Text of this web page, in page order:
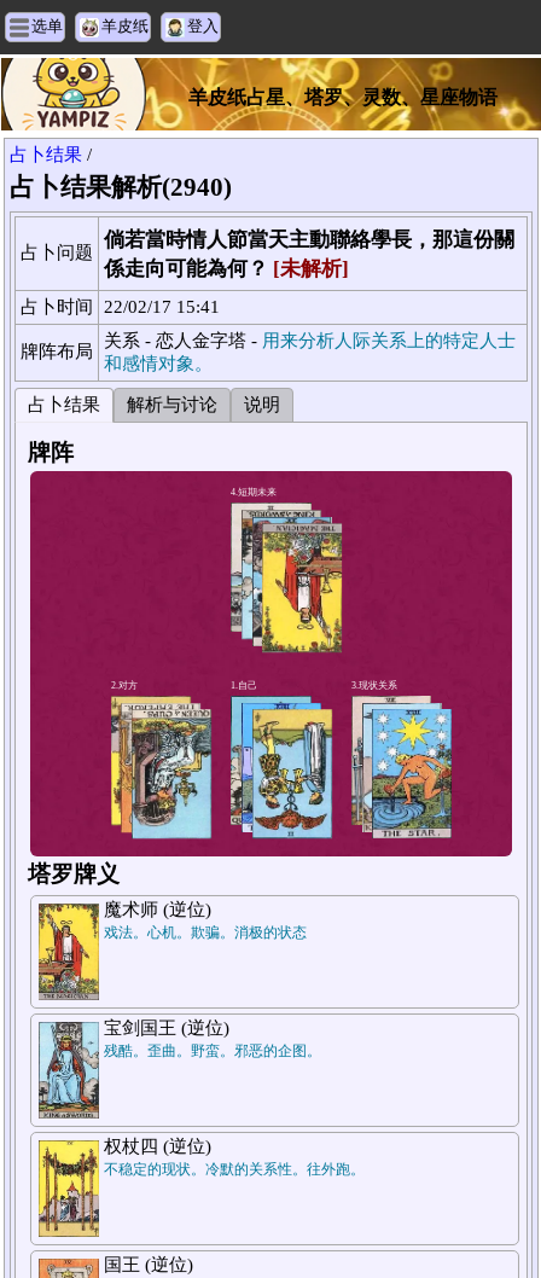
选单 羊皮纸 登入
羊皮纸占星、塔罗、灵数、星座物语
占卜结果 /
占卜结果解析(2940)
占卜问题
倘若當時情人節當天主動聯絡學長，那這份關
係走向可能為何？ [未解析]
占卜时间 22/02/17 15:41
牌阵布局
关系 - 恋人金字塔 - 用来分析人际关系上的特定人士
和感情对象。
占卜结果 解析与讨论 说明
牌阵
塔罗牌义
魔术师 (逆位)
戏法。心机。欺骗。消极的状态
宝剑国王 (逆位)
残酷。歪曲。野蛮。邪恶的企图。
权杖四 (逆位)
不稳定的现状。冷默的关系性。往外跑。
国王 (逆位)